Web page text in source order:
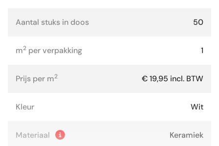
Aantal stuks in doos 50
m2 per verpakking 1
Prijs per m2 € 19,95 incl. BTW
Kleur Wit
Materiaal Keramiek